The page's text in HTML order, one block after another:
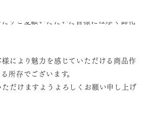
りご愛顧いただいた皆様には厚く御礼
により魅力を感じていただける商品作
所存でございます。
だけますようよろしくお願い申し上げ